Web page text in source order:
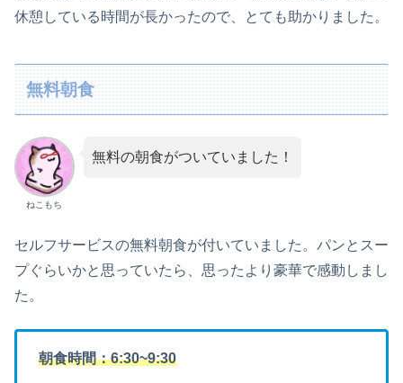
休憩している時間が長かったので、とても助かりました。
無料朝食
ねこもち
無料の朝食がついていました！
セルフサービスの無料朝食が付いていました。パンとスー
プぐらいかと思っていたら、思ったより豪華で感動しまし
た。
朝食時間：6:30~9:30